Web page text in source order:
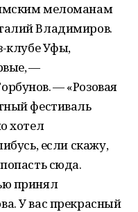
меломанам
Владимиров.
клубе Уфы,
—
— «Розовая
фестиваль
хотел
если скажу,
сюда.
принял
У вас прекрасный